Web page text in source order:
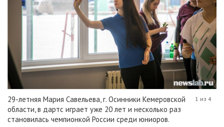
29-летняя Мария Савельева, г. Осинники Кемеровской
области, в дартс играет уже 20 лет и несколько раз
становилась чемпионкой России среди юниоров.
1 из 4